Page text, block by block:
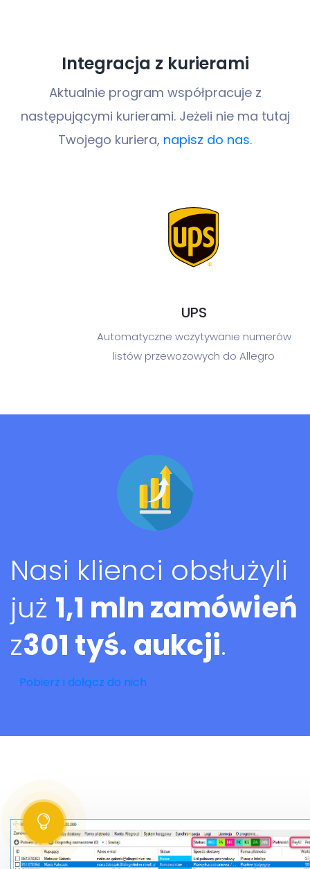
Integracja z kurierami
Aktualnie program współpracuje z
następującymi kurierami.Jeżeli nie ma tutaj
Twojego kuriera, napisz do nas.
UPS
Automatyczne wczytywanie numerów
listów przewozowych do Allegro
Nasi klienci obsłużyli
już 1,1 mln zamówień
z301 tyś. aukcji.
Pobierz i dołącz do nich